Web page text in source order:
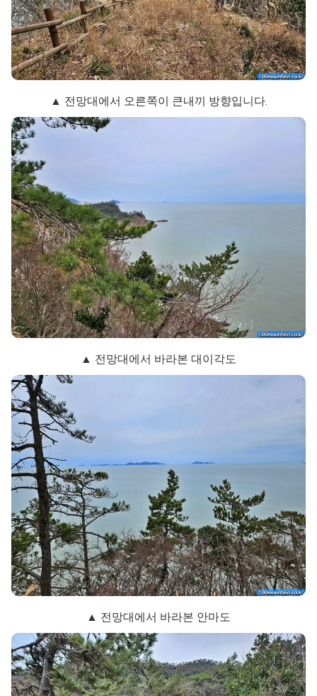
▲ 전망대에서 오른쪽이 큰내끼 방향입니다.
▲ 전망대에서 바라본 대이각도
▲ 전망대에서 바라본 안마도